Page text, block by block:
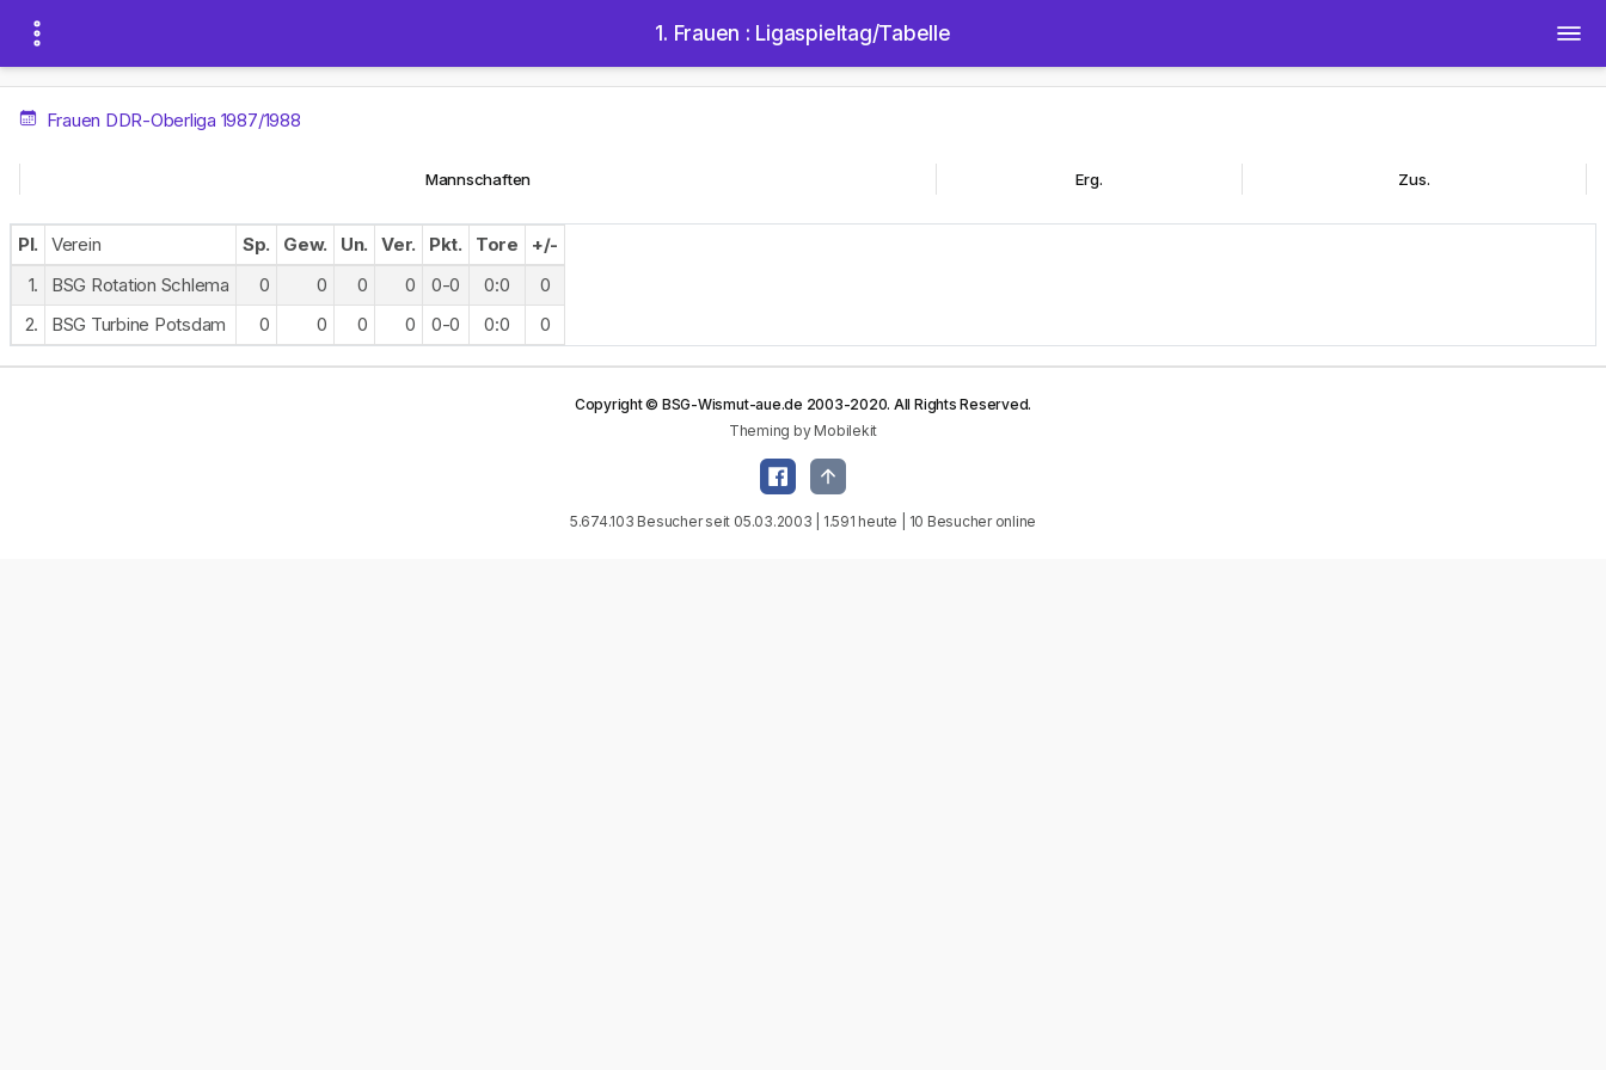
1. Frauen : Ligaspieltag/Tabelle
Frauen DDR-Oberliga 1987/1988
Mannschaften Erg. Zus.
Pl. Verein Sp. Gew. Un. Ver. Pkt. Tore
+/-
1.
BSG Rotation Schlema 0 0 0 0 0-0 0:0
0
2.
BSG Turbine Potsdam 0 0 0 0 0-0 0:0 0
Copyright © BSG-Wismut-aue.de 2003-2020. All Rights Reserved.
Theming by Mobilekit
5.674.103 Besucher seit 05.03.2003 | 1.591 heute | 10 Besucher online